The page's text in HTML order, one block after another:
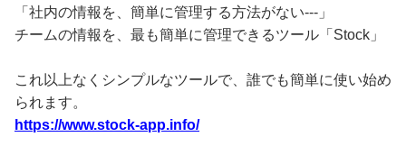
「社内の情報を、簡単に管理する方法がない---」
チームの情報を、最も簡単に管理できるツール「Stock」
これ以上なくシンプルなツールで、誰でも簡単に使い始め
られます。
https://www.stock-app.info/